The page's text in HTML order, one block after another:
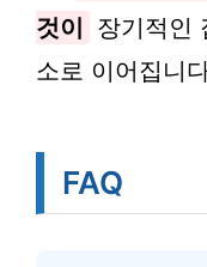
것이 장기적인
소로 이어집니
FAQ